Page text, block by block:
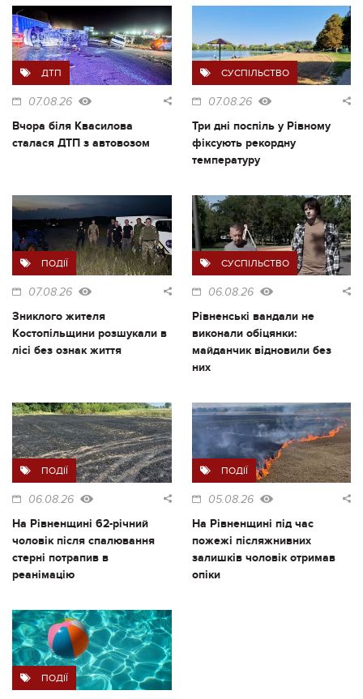
ДТП
07.08.26
Вчора біля Квасилова
сталася ДТП з автовозом
СУСПІЛЬСТВО
07.08.26
Три дні поспіль у Рівному
фіксують рекордну
температуру
ПОДІЇ
07.08.26
Зниклого жителя
Костопільщини розшукали в
лісі без ознак життя
СУСПІЛЬСТВО
06.08.26
Рівненські вандали не
виконали обіцянки:
майданчик відновили без
них
ПОДІЇ
06.08.26
На Рівненщині 62-річний
чоловік після спалювання
стерні потрапив в
реанімацію
ПОДІЇ
05.08.26
На Рівненщині під час
пожежі післяжнивних
залишків чоловік отримав
опіки
ПОДІЇ